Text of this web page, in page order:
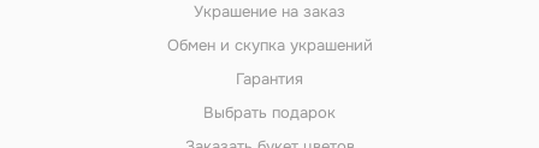
Украшение на заказ
Обмен и скупка украшений
Гарантия
Выбрать подарок